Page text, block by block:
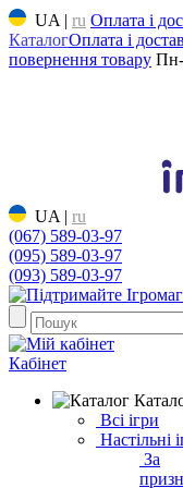
UA | ru Оплата і
КаталогОплата і
повернення товару Пн-
UA | ru
(067) 589-03-97
(095) 589-03-97
(093) 589-03-97
Кабінет
Всі ігри
Настільні
За